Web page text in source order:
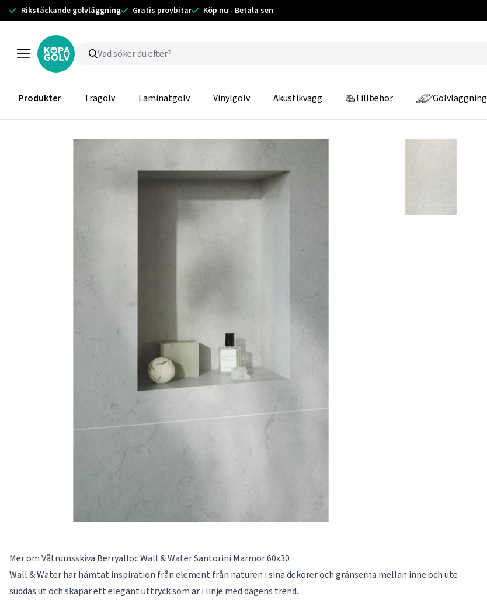
Rikstäckande golvläggning Gratis provbitar Köp nu - Betala sen
Produkter Trägolv Laminatgolv Vinylgolv Akustikvägg Tillbehör Golvläggning
Mer om Våtrumsskiva Berryalloc Wall & Water Santorini Marmor 60x30
Wall & Water har hämtat inspiration från element från naturen i sina dekorer och gränserna mellan inne och ute
suddas ut och skapar ett elegant uttryck som är i linje med dagens trend.